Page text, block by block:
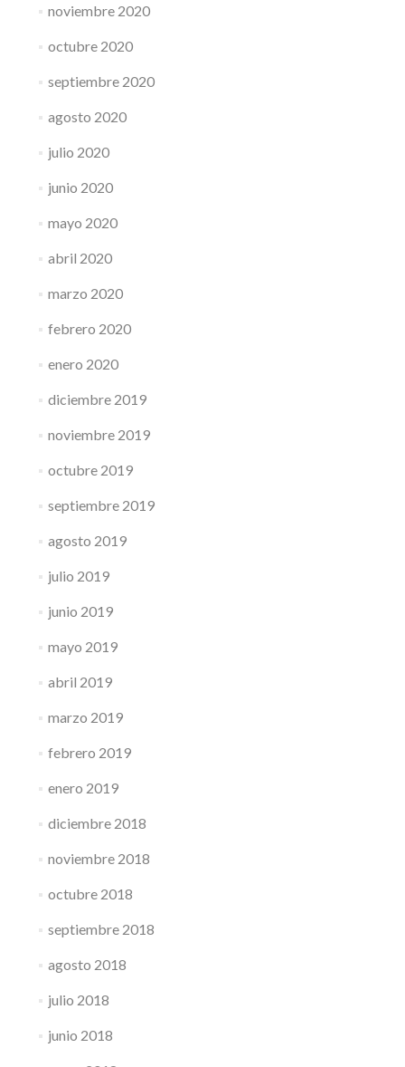
noviembre 2020
octubre 2020
septiembre 2020
agosto 2020
julio 2020
junio 2020
mayo 2020
abril 2020
marzo 2020
febrero 2020
enero 2020
diciembre 2019
noviembre 2019
octubre 2019
septiembre 2019
agosto 2019
julio 2019
junio 2019
mayo 2019
abril 2019
marzo 2019
febrero 2019
enero 2019
diciembre 2018
noviembre 2018
octubre 2018
septiembre 2018
agosto 2018
julio 2018
junio 2018